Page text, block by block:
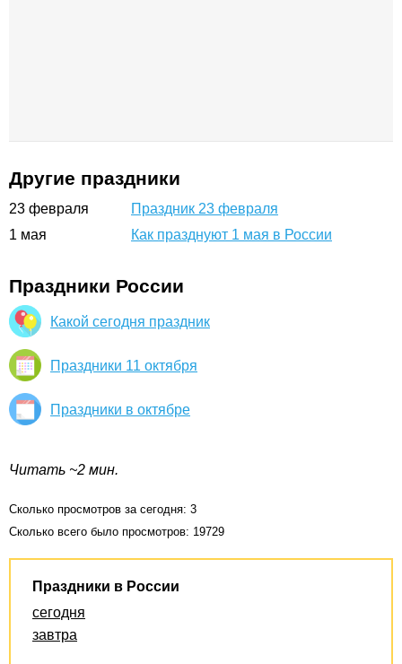
Другие праздники
23 февраля
Праздник 23 февраля
1 мая Как празднуют 1 мая в России
Праздники России
Какой сегодня праздник
Праздники 11 октября
Праздники в октябре
Читать ~2 мин.
Сколько просмотров за сегодня: 3
Сколько всего было просмотров: 19729
Праздники в России
сегодня
завтра